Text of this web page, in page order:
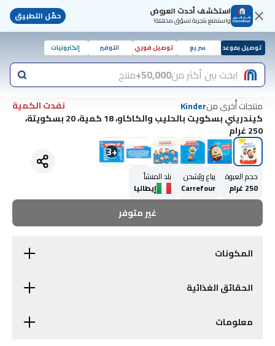
استكشف أحدث العروض
واستمتع بتجربة تسوّق مذهلة! حمّل التطبيق
توصيل بموعد سريع توصيل فوري التوفير إلكترونيات
ابحث بين أكثر من50,000+ منتج
منتجات أُخرى منKinder
نفدت الكمية
كيندريني بسكويت بالحليب والكاكاو، 18 كمية، 20 بسكويتة،
250 غرام
+
3
حجم العبوة
250 غرام
يباع ويُشحن
Carrefour
بلد المنشأ
إيطاليا
غير متوفر
المكونات
الحقائق الغذائية
معلومات